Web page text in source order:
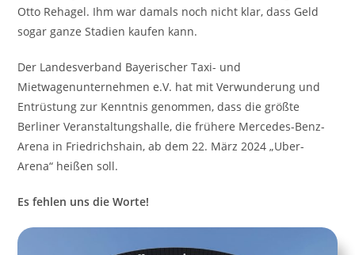
Otto Rehagel. Ihm war damals noch nicht klar, dass Geld
sogar ganze Stadien kaufen kann.
Der Landesverband Bayerischer Taxi- und
Mietwagenunternehmen e.V. hat mit Verwunderung und
Entrüstung zur Kenntnis genommen, dass die größte
Berliner Veranstaltungshalle, die frühere Mercedes-Benz-
Arena in Friedrichshain, ab dem 22. März 2024 „Uber-
Arena“ heißen soll.
Es fehlen uns die Worte!